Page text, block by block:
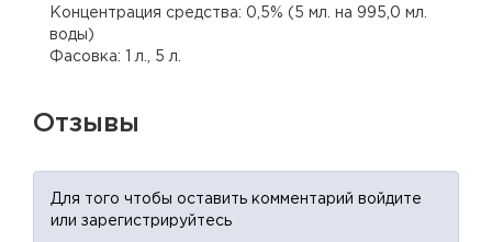
Концентрация средства: 0,5% (5 мл. на 995,0 мл.
воды)
Фасовка: 1 л., 5 л.
Отзывы
Для того чтобы оставить комментарий войдите
или зарегистрируйтесь